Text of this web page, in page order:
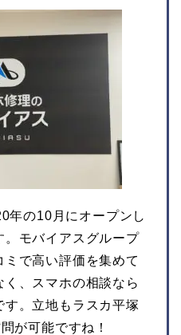
年の10月にオープンし
。モバイアスグループ
で高い評価を集めて
、スマホの相談なら
。立地もラスカ平塚
が可能ですね！